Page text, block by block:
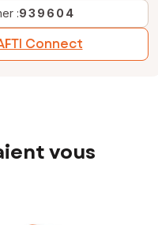
:939604
Connect
vous